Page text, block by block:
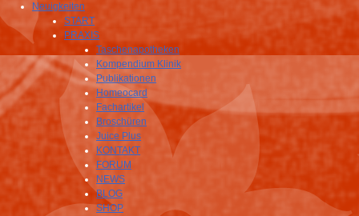
Neuigkeiten
START
PRAXIS
Taschenapotheken
Kompendium Klinik
Publikationen
Homeocard
Fachartikel
Broschüren
Juice Plus
KONTAKT
FORUM
NEWS
BLOG
SHOP